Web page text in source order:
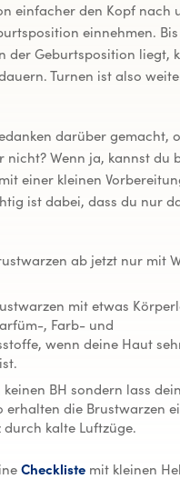
einfacher den Kopf nach
einnehmen.
der Geburtsposition liegt,
Turnen ist also
darüber gemacht,
nicht? Wenn ja, kannst du
einer kleinen
ist dabei, dass du nur
ab jetzt nur mit
mit etwas
, Farb- und
wenn deine Haut
BH sondern lass
erhalten die Brustwarzen
kalte Luftzüge.
Checkliste mit kleinen